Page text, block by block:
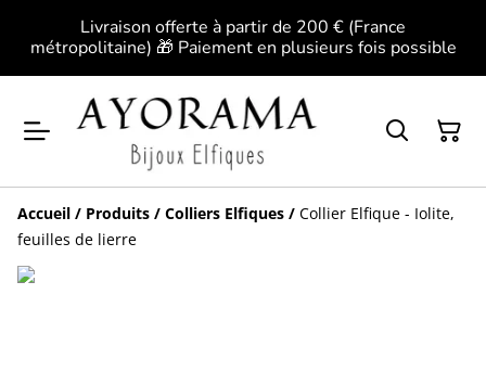
Livraison offerte à partir de 200 € (France
métropolitaine) 🎁 Paiement en plusieurs fois possible
Accueil / Produits / Colliers Elfiques / Collier Elfique - Iolite,
feuilles de lierre